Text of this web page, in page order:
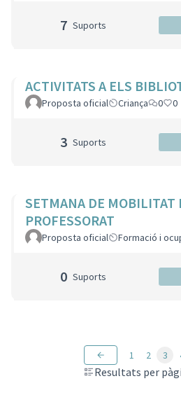
7 Suports
ACTIVITATS A ELS
Proposta oficial Criança 0 0
3 Suports
SETMANA DE MOBILITAT
PROFESSORAT
Proposta oficial Formació i
0 Suports
Resultats per
1 2 3